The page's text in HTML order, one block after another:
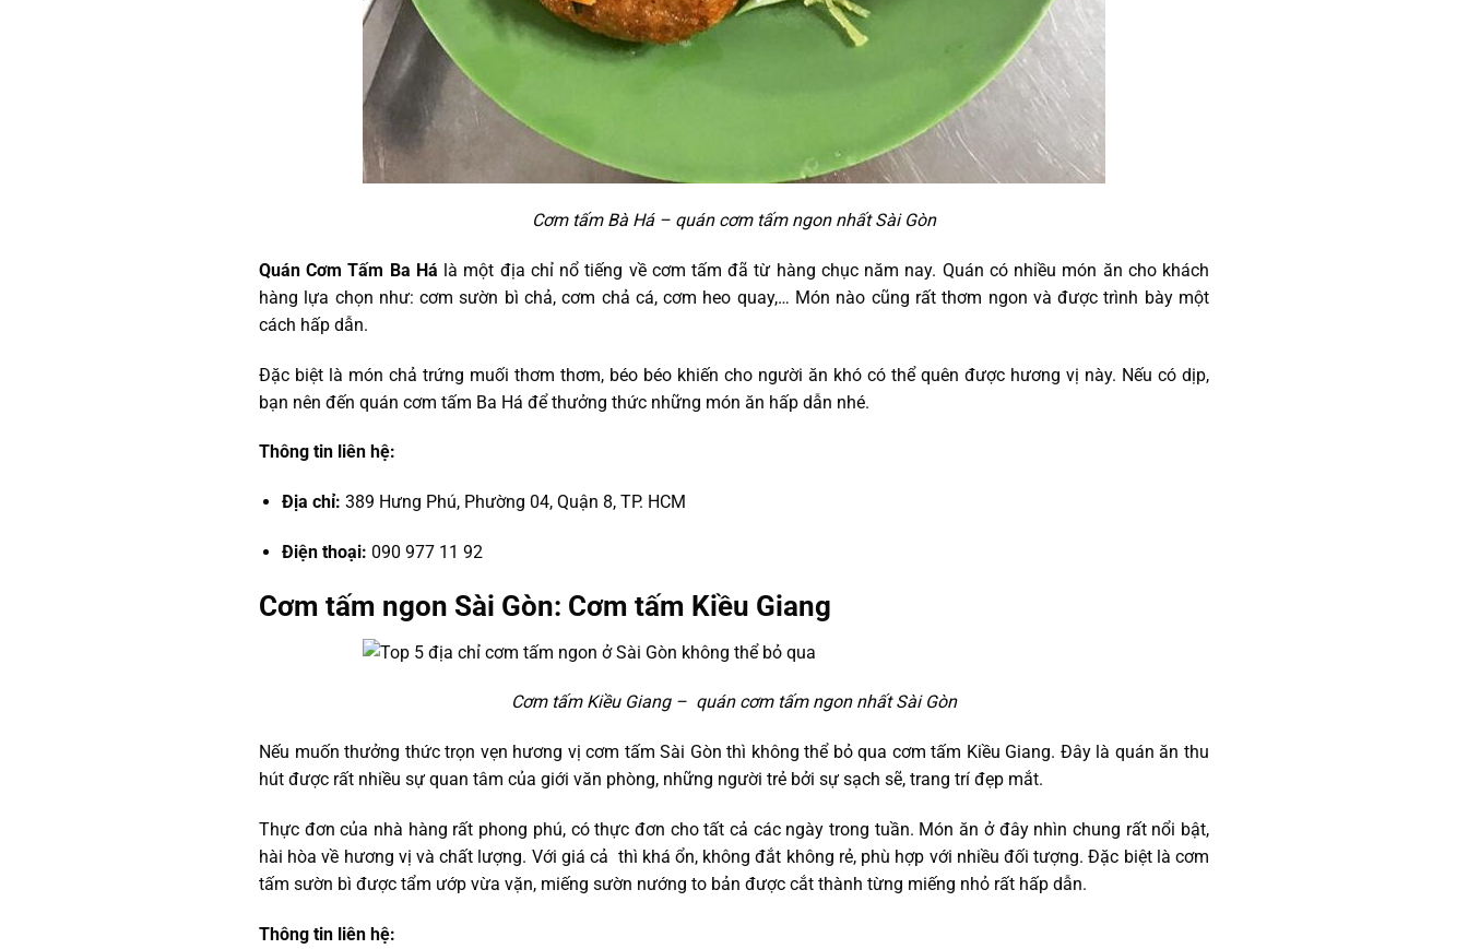
Cơm tấm Bà Há – quán cơm tấm ngon nhất Sài Gòn
Quán Cơm Tấm Ba Há là một địa chỉ nổ tiếng về cơm tấm đã từ hàng chục năm nay. Quán có nhiều món ăn cho khách
hàng lựa chọn như: cơm sườn bì chả, cơm chả cá, cơm heo quay,… Món nào cũng rất thơm ngon và được trình bày một
cách hấp dẫn.
Đặc biệt là món chả trứng muối thơm thơm, béo béo khiến cho người ăn khó có thể quên được hương vị này. Nếu có dịp,
bạn nên đến quán cơm tấm Ba Há để thưởng thức những món ăn hấp dẫn nhé.
Thông tin liên hệ:
Địa chỉ: 389 Hưng Phú, Phường 04, Quận 8, TP. HCM
Điện thoại: 090 977 11 92
Cơm tấm ngon Sài Gòn: Cơm tấm Kiều Giang
Cơm tấm Kiều Giang – quán cơm tấm ngon nhất Sài Gòn
Nếu muốn thưởng thức trọn vẹn hương vị cơm tấm Sài Gòn thì không thể bỏ qua cơm tấm Kiều Giang. Đây là quán ăn thu
hút được rất nhiều sự quan tâm của giới văn phòng, những người trẻ bởi sự sạch sẽ, trang trí đẹp mắt.
Thực đơn của nhà hàng rất phong phú, có thực đơn cho tất cả các ngày trong tuần. Món ăn ở đây nhìn chung rất nổi bật,
hài hòa về hương vị và chất lượng. Với giá cả thì khá ổn, không đắt không rẻ, phù hợp với nhiều đối tượng. Đặc biệt là cơm
tấm sườn bì được tẩm ướp vừa vặn, miếng sườn nướng to bản được cắt thành từng miếng nhỏ rất hấp dẫn.
Thông tin liên hệ: